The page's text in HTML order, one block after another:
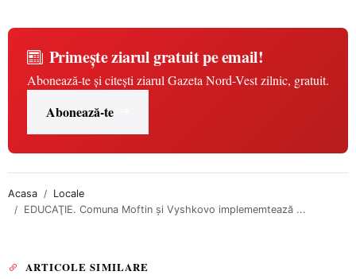
Primește ziarul gratuit pe email!
Abonează-te și citești ziarul Gazeta Nord-Vest zilnic, gratuit.
Abonează-te
Acasa
Locale
EDUCAŢIE. Comuna Moftin și Vyshkovo implememtează ...
ARTICOLE SIMILARE